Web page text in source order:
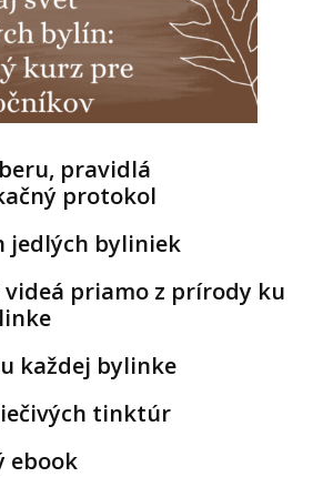
pravidlá
protokol
jedlých byliniek
videá priamo z prírody ku
každej bylinke
tinktúr
ebook